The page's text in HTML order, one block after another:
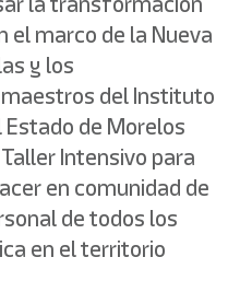
el marco de la Nueva
y los
del Instituto
Estado de Morelos
Intensivo para
en comunidad de
de todos los
en el territorio